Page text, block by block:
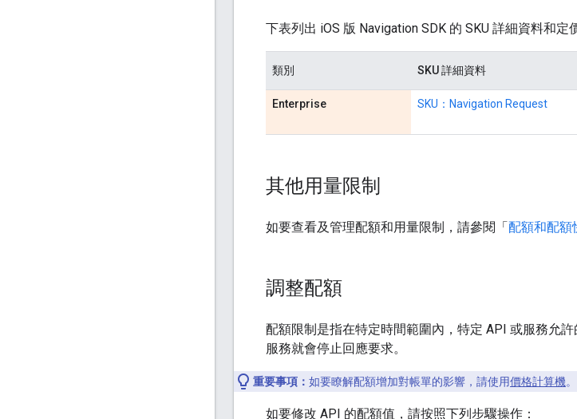
下表列出 iOS 版 Navigation SDK 的 SKU 詳細資料和定
類別 SKU 詳細資料
Enterprise SKU：Navigation Request
其他用量限制
如要查看及管理配額和用量限制，請參閱「配額和配額
調整配額
配額限制是指在特定時間範圍內，特定 API 或服務允
服務就會停止回應要求。
重要事項： 如要瞭解配額增加對帳單的影響，請使用價格計算機。
如要修改 API 的配額值，請按照下列步驟操作：